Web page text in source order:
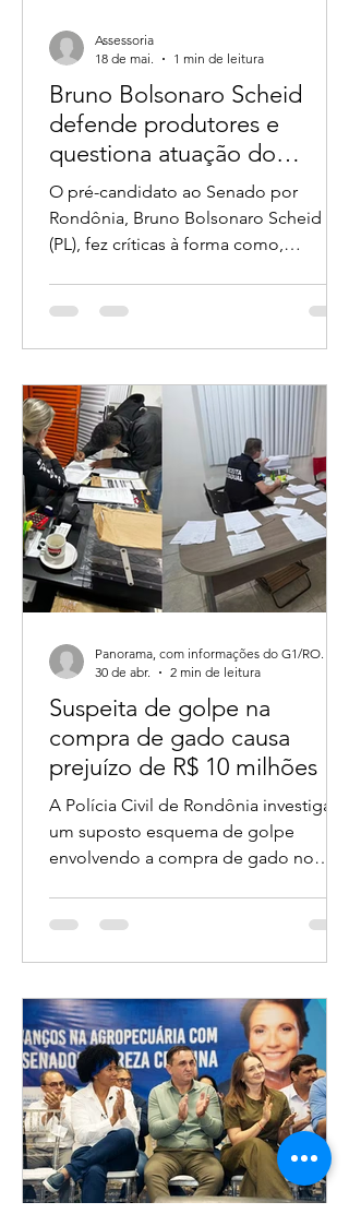
Bruno Bolsonaro Scheid
defende produtores e
questiona atuação do
ICMBio em fiscalizações no
campo
O pré-candidato ao Senado por
Rondônia, Bruno Bolsonaro Scheid
(PL), fez críticas à forma como,
segundo ele, agentes do ICMBio têm
manifestação foi publicada nas redes
sociais após reunião com pequenos
agricultores.
18 de mai.
1 min de leitura
Suspeita de golpe na
compra de gado causa
prejuízo de R$ 10 milhões e
deixa mais de 90 vítimas em
Rondônia
A Polícia Civil de Rondônia investiga
um suposto esquema de golpe
envolvendo a compra de gado no
estado, com prejuízo estimado em
O caso veio à tona após a deflagração
da Operação Rompere, realizada na
terça-feira (28).
30 de abr.
2 min de leitura